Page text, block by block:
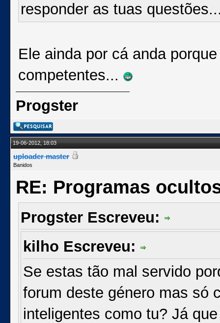
responder as tuas
Ele ainda por cá anda
competentes...
Progster
19-06-2012, 18:03
uploader master
Banidos
RE: Programas
Progster Escreveu:
kilho Escreveu:
Se estas tão mal servido
forum deste género mas só
inteligentes como tu? Já